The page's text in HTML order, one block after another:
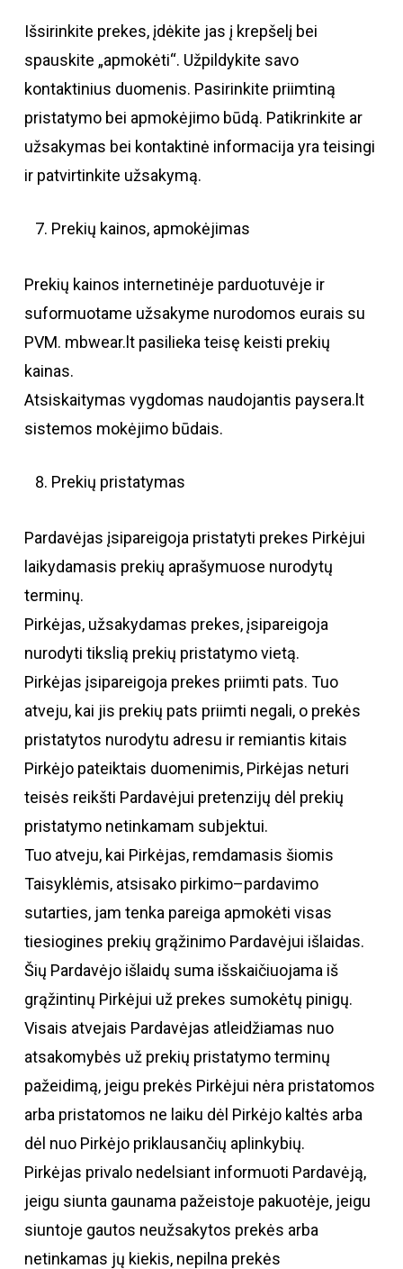
Išsirinkite prekes, įdėkite jas į krepšelį bei
spauskite „apmokėti“. Užpildykite savo
kontaktinius duomenis. Pasirinkite priimtiną
pristatymo bei apmokėjimo būdą. Patikrinkite ar
užsakymas bei kontaktinė informacija yra teisingi
ir patvirtinkite užsakymą.
Prekių kainos, apmokėjimas
Prekių kainos internetinėje parduotuvėje ir
suformuotame užsakyme nurodomos eurais su
PVM. mbwear.lt pasilieka teisę keisti prekių
kainas.
Atsiskaitymas vygdomas naudojantis paysera.lt
sistemos mokėjimo būdais.
Prekių pristatymas
Pardavėjas įsipareigoja pristatyti prekes Pirkėjui
laikydamasis prekių aprašymuose nurodytų
terminų.
Pirkėjas, užsakydamas prekes, įsipareigoja
nurodyti tikslią prekių pristatymo vietą.
Pirkėjas įsipareigoja prekes priimti pats. Tuo
atveju, kai jis prekių pats priimti negali, o prekės
pristatytos nurodytu adresu ir remiantis kitais
Pirkėjo pateiktais duomenimis, Pirkėjas neturi
teisės reikšti Pardavėjui pretenzijų dėl prekių
pristatymo netinkamam subjektui.
Tuo atveju, kai Pirkėjas, remdamasis šiomis
Taisyklėmis, atsisako pirkimo–pardavimo
sutarties, jam tenka pareiga apmokėti visas
tiesiogines prekių grąžinimo Pardavėjui išlaidas.
Šių Pardavėjo išlaidų suma išskaičiuojama iš
grąžintinų Pirkėjui už prekes sumokėtų pinigų.
Visais atvejais Pardavėjas atleidžiamas nuo
atsakomybės už prekių pristatymo terminų
pažeidimą, jeigu prekės Pirkėjui nėra pristatomos
arba pristatomos ne laiku dėl Pirkėjo kaltės arba
dėl nuo Pirkėjo priklausančių aplinkybių.
Pirkėjas privalo nedelsiant informuoti Pardavėją,
jeigu siunta gaunama pažeistoje pakuotėje, jeigu
siuntoje gautos neužsakytos prekės arba
netinkamas jų kiekis, nepilna prekės